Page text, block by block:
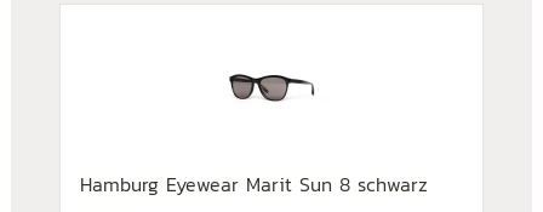
Hamburg Eyewear Marit Sun 8 schwarz